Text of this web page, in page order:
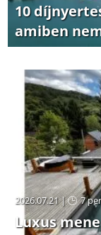
10
amiben
2026.07.21 | 7
Luxus